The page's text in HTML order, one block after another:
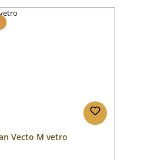
Vecto M vetro